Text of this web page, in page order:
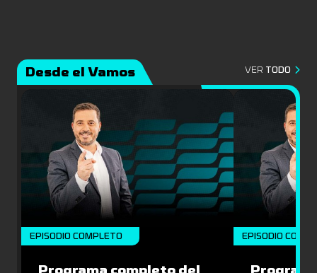
Desde el Vamos VER TODO
EPISODIO COMPLETO EPISODIO